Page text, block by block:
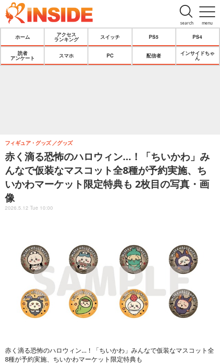
menu
search
ホーム
アクセス
ランキング
スイッチ PS5 PS4
読者
アンケート
スマホ PC 配信者
インサイドちゃ
ん
赤く滴る恐怖のハロウィン…！「ちいかわ」み
んなで仮装なマスコット全8種が予約実施、ち
いかわマーケット限定特典も 2枚目の写真・画
像
フィギュア・グッズ グッズ
2026.5.12 Tue 10:00
赤く滴る恐怖のハロウィン…！「ちいかわ」みんなで仮装なマスコット全
8種が予約実施、ちいかわマーケット限定特典も